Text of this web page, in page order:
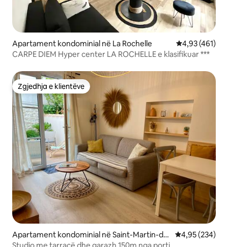
Apartament kondominial në La Rochelle Vlerësimi
4,93 (461)
CARPE DIEM Hyper center LA ROCHELLE e klasifikuar ***
Zgjedhja e klientëve
Zgjedhja e klientëve
Apartament kondominial në Saint-Martin-de-
Ré
Vlerësimi
4,95 (234)